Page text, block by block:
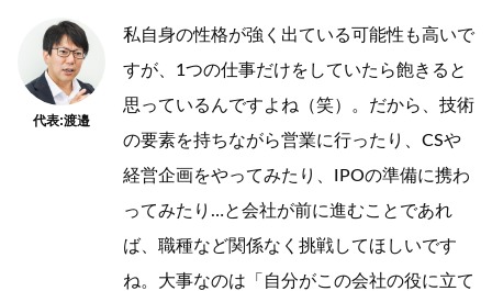
代表:渡邉
私自身の性格が強く出ている可能性も高いで
すが、1つの仕事だけをしていたら飽きると
思っているんですよね（笑）。だから、技術
の要素を持ちながら営業に行ったり、CSや
経営企画をやってみたり、IPOの準備に携わ
ってみたり…と会社が前に進むことであれ
ば、職種など関係なく挑戦してほしいです
ね。大事なのは「自分がこの会社の役に立て